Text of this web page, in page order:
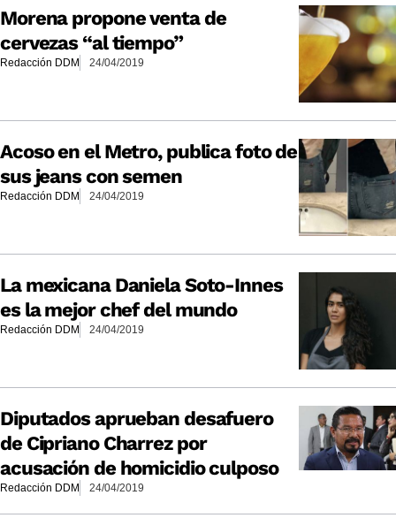
Morena propone venta de
cervezas “al tiempo”
Redacción DDM 24/04/2019
Acoso en el Metro, publica foto de
sus jeans con semen
Redacción DDM 24/04/2019
La mexicana Daniela Soto-Innes
es la mejor chef del mundo
Redacción DDM 24/04/2019
Diputados aprueban desafuero
de Cipriano Charrez por
acusación de homicidio culposo
Redacción DDM 24/04/2019